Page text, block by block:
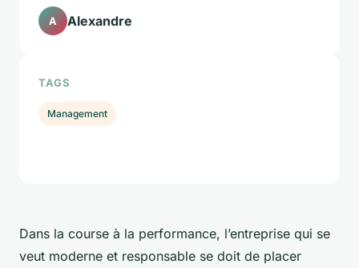
Dans la course à la performance, l’entreprise qui se
veut moderne et responsable se doit de placer
A Alexandre
TAGS
Management